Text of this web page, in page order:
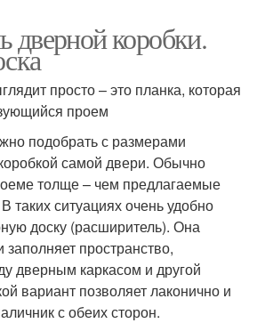
дверной коробки.
просто – это планка, которая
проем
подобрать с размерами
самой двери. Обычно
толще – чем предлагаемые
таких ситуациях очень удобно
доску (расширитель). Она
заполняет пространство,
дверным каркасом и другой
вариант позволяет лаконично и
с обеих сторон.